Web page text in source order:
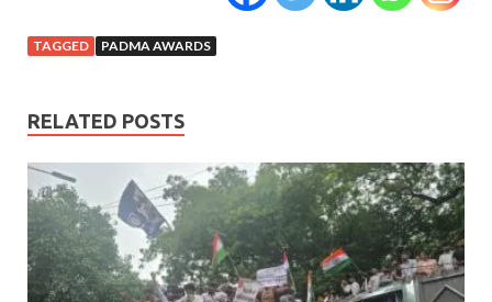
TAGGED PADMA AWARDS
RELATED POSTS